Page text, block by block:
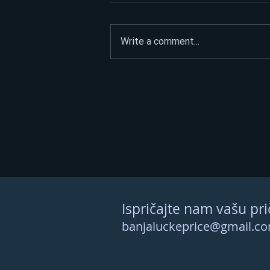
Write a comment...
Ispričajte nam vašu